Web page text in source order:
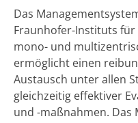
Das
Fraunhofer-Instituts
mono- und
ermöglicht einen
Austausch unter allen
gleichzeitig effektiver
und -maßnahmen. Das